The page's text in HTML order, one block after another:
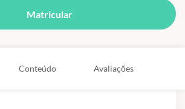
Matricular
Conteúdo Avaliações